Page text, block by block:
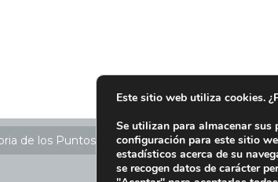
de los Puntos SIGRE Ubicación Puntos
Este sitio web utiliza cookies.
Se utilizan para almacenar sus
configuración para este sitio
estadísticos acerca de su
se recogen datos de carácter